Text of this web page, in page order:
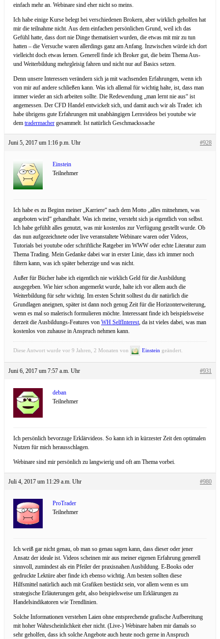
einfach mehr an. Webinare sind eher nicht so meins.
Ich habe einige Kurse belegt bei verschiedenen Brokern, aber wirklich geholfen hat
mir die teilnahme nicht. Aus dem einfachen persönlichen Grund, weil ich das
Gefühl hatte, dass dort nie Dinge thematisiert wurden, die etwas mit mir zu tun
hatten – die Versuche waren allerdings ganz am Anfang. Inzwischen würde ich dort
vielleicht doch etwas lernen. Generell finde ich Broker gut, die beim Thema Aus-
und Weiterbildung mehrgleisig fahren und nicht nur auf Basics setzen.
Denn unsere Interessen verändern sich ja mit wachsenden Erfahrungen, wenn ich
von mir auf andere schließen kann. Was ich allemal für wichtig halte, ist, dass man
immer wieder an sich arbeiten sollte. Die Redewendung „man lernt nie aus“ ist
angemessen. Der CFD Handel entwickelt sich, und damit auch wir als Trader. ich
habe übrigens gute Erfahrungen mit unabhängigen Lernvideos bei youtube wie
dem tradermacher gesammelt. Ist natürlich Geschmackssache
Juni 5, 2017 um 1:16 p.m. Uhr #928
Einstein
Teilnehmer
Ich habe es zu Beginn meiner „Karriere“ nach dem Motto „alles mitnehmen, was
angeboten wird“ gehandhabt. Was ich meine, versteht sich ja eigentlich von selbst.
Ich habe gefühlt alles genutzt, was mir kostenlos zur Verfügung gestellt wurde. Ob
das nun aufgezeichnete oder live veranstaltete Webinare waren oder Videos,
Tutorials bei youtube oder schriftliche Ratgeber im WWW oder echte Literatur zum
Thema Trading. Mein Gedanke dabei war in erster Linie, dass ich immer noch
filtern kann, was ich später beherzige und was nicht.
Außer für Bücher habe ich eigentlich nie wirklich Geld für die Ausbildung
ausgegeben. Wie hier schon angemerkt wurde, halte ich vor allem auch die
Weiterbildung für sehr wichtig. Im ersten Schritt solltest du dir natürlich die
Grundlagen aneignen, später ist dann noch genug Zeit für die Horizonterweiterung,
wenn es mal so malerisch formulieren möchte. Interessant finde ich beispielsweise
derzeit die Ausbildungs-Features von WH SelfInterest, da ist vieles dabei, was man
kostenlos von zuhause in Anspruch nehmen kann.
Diese Antwort wurde vor 9 Jahren, 2 Monaten von Einstein geändert.
Juni 6, 2017 um 7:57 a.m. Uhr #931
deban
Teilnehmer
Ich persönlich bevorzuge Erklärvideos. So kann ich in kürzester Zeit den optimalen
Nutzen für mich herausschlagen.
Webinare sind mir persönlich zu langwierig und oft am Thema vorbei.
Juli 4, 2017 um 11:29 a.m. Uhr #980
ProTrader
Teilnehmer
Ich weiß gar nicht genau, ob man so genau sagen kann, dass dieser oder jener
Ansatz der ideale ist. Videos scheinen mir aus meiner eigenen Erfahrung generell
sinnvoll, zumindest als ein Pfeiler der praxisnahen Ausbildung. E-Books oder
gedruckte Lektüre aber finde ich ebenso wichtig. Am besten sollten diese
Hilfsmittel natürlich auch mit Grafiken bestückt sein, vor allem wenn es um
strategische Erläuterungen geht, also beispielsweise um Erklärungen zu
Handelsindikatoren wie Trendlinien.
Solche Informationen verstehen Laien ohne entsprechende grafische Aufbereitung
mit hoher Wahrscheinlichkeit eher nicht. (Live-) Webinare haben mir damals so
sehr geholfen, dass ich solche Angebote auch heute noch gerne in Anspruch